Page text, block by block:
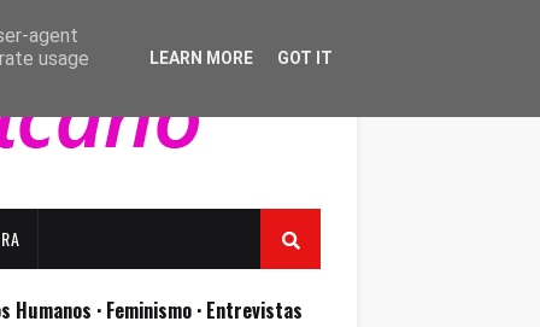
Humanos · Feminismo · Entrevistas
agent
usage
LEARN MORE GOT IT